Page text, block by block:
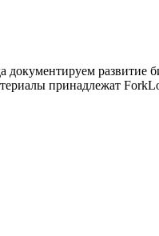
развитие
принадлежат